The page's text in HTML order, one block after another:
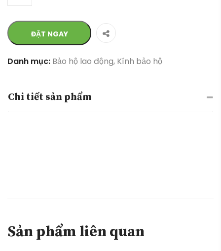
ĐẶT NGAY
Danh mục: Bảo hộ lao động, Kính bảo hộ
Chi tiết sản phẩm
Sản phẩm liên quan